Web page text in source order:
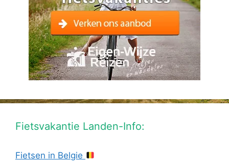
Fietsvakantie Landen-Info:
Fietsen in Belgie